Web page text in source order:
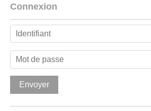
Connexion